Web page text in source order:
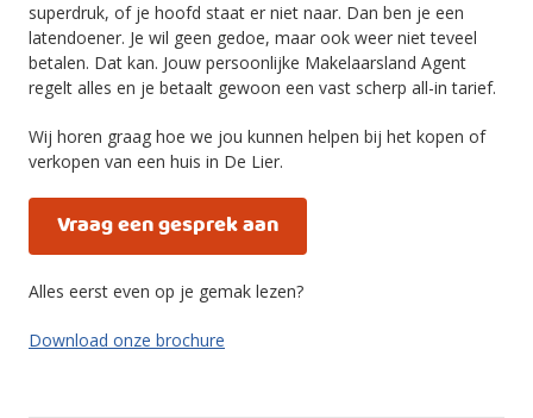
superdruk, of je hoofd staat er niet naar. Dan ben je een
latendoener. Je wil geen gedoe, maar ook weer niet teveel
betalen. Dat kan. Jouw persoonlijke Makelaarsland Agent
regelt alles en je betaalt gewoon een vast scherp all-in tarief.
Wij horen graag hoe we jou kunnen helpen bij het kopen of
verkopen van een huis in De Lier.
Vraag een gesprek aan
Alles eerst even op je gemak lezen?
Download onze brochure